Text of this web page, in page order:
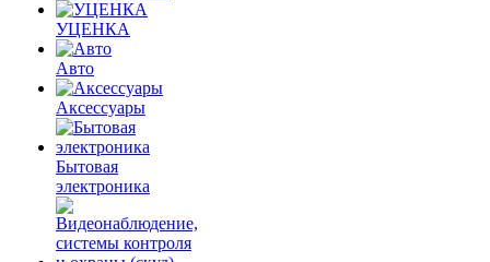
УЦЕНКА
Авто
Аксессуары
Бытовая
электроника